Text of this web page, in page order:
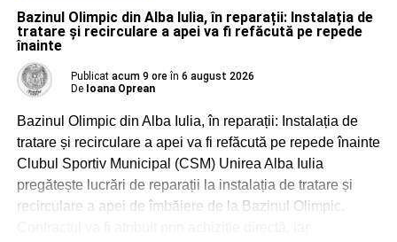
Bazinul Olimpic din Alba Iulia, în reparații: Instalația de
tratare și recirculare a apei va fi refăcută pe repede
înainte
Publicat acum 9 ore în 6 august 2026
De Ioana Oprean
Bazinul Olimpic din Alba Iulia, în reparații: Instalația de
tratare și recirculare a apei va fi refăcută pe repede înainte
Clubul Sportiv Municipal (CSM) Unirea Alba Iulia
pregătește lucrări de reparații la instalația de tratare și
recirculare a apei de îmbăiere de la Bazinul Olimpic.